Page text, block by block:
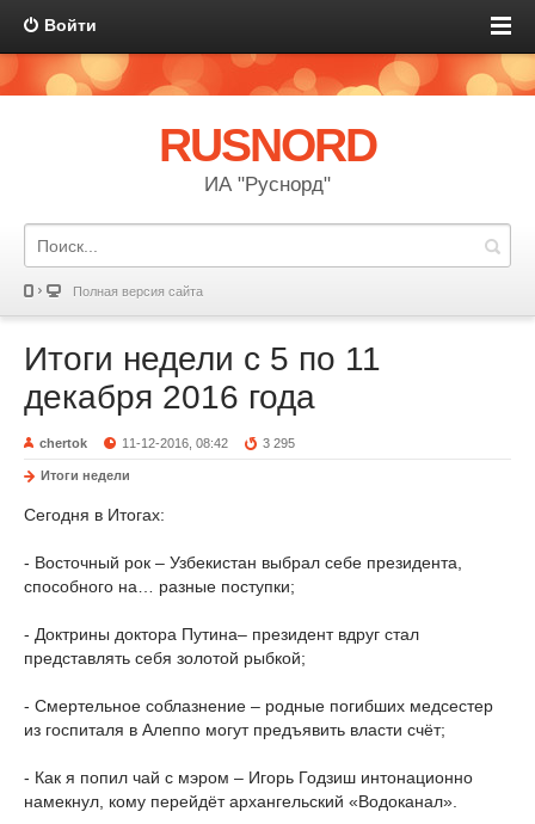
Войти
RUSNORD
ИА "Руснорд"
Полная версия сайта
Итоги недели с 5 по 11
декабря 2016 года
chertok 11-12-2016, 08:42 3 295
Итоги недели
Сегодня в Итогах:
- Восточный рок – Узбекистан выбрал себе президента,
способного на… разные поступки;
- Доктрины доктора Путина– президент вдруг стал
представлять себя золотой рыбкой;
- Смертельное соблазнение – родные погибших медсестер
из госпиталя в Алеппо могут предъявить власти счёт;
- Как я попил чай с мэром – Игорь Годзиш интонационно
намекнул, кому перейдёт архангельский «Водоканал».